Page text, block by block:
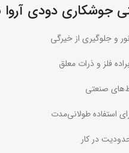
دودی آروا 8145
و جلوگیری از خیرگی
فلز و ذرات معلق
صنعتی
استفاده طولانی‌مدت
در کار